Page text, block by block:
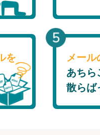
を
メール
あちら
散らば